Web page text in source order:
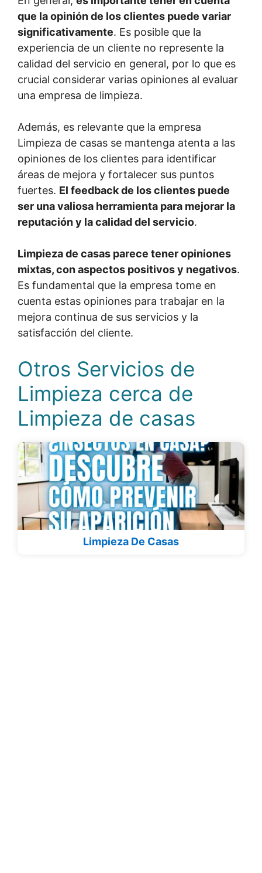
que la opinión de los clientes puede variar
significativamente. Es posible que la
experiencia de un cliente no represente la
calidad del servicio en general, por lo que es
crucial considerar varias opiniones al evaluar
una empresa de limpieza.
Además, es relevante que la empresa
Limpieza de casas se mantenga atenta a las
opiniones de los clientes para identificar
áreas de mejora y fortalecer sus puntos
fuertes. El feedback de los clientes puede
ser una valiosa herramienta para mejorar la
reputación y la calidad del servicio.
Limpieza de casas parece tener opiniones
mixtas, con aspectos positivos y negativos.
Es fundamental que la empresa tome en
cuenta estas opiniones para trabajar en la
mejora continua de sus servicios y la
satisfacción del cliente.
Otros Servicios de
Limpieza cerca de
Limpieza de casas
Limpieza De Casas